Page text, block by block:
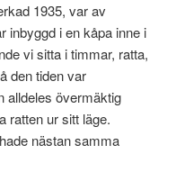
1935, var av
inbyggd i en kåpa inne i
vi sitta i timmar, ratta,
den tiden var
alldeles övermäktig
ratten ur sitt läge.
nästan samma